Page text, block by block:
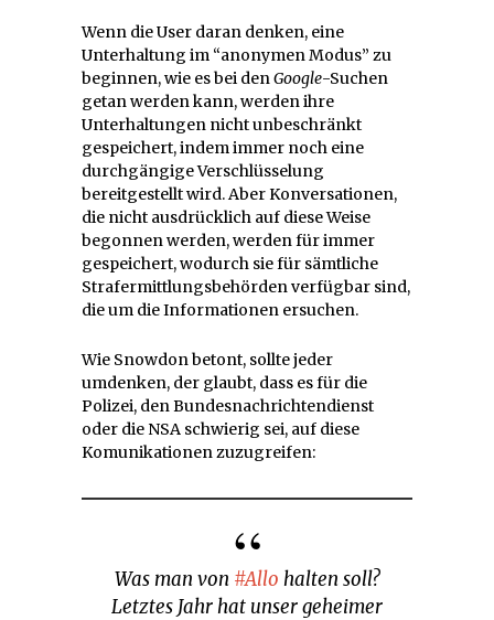
Wenn die User daran denken, eine
Unterhaltung im “anonymen Modus” zu
beginnen, wie es bei den Google-Suchen
getan werden kann, werden ihre
Unterhaltungen nicht unbeschränkt
gespeichert, indem immer noch eine
durchgängige Verschlüsselung
bereitgestellt wird. Aber Konversationen,
die nicht ausdrücklich auf diese Weise
begonnen werden, werden für immer
gespeichert, wodurch sie für sämtliche
Strafermittlungsbehörden verfügbar sind,
die um die Informationen ersuchen.
Wie Snowdon betont, sollte jeder
umdenken, der glaubt, dass es für die
Polizei, den Bundesnachrichtendienst
oder die NSA schwierig sei, auf diese
Komunikationen zuzugreifen:
Was man von #Allo halten soll?
Letztes Jahr hat unser geheimer